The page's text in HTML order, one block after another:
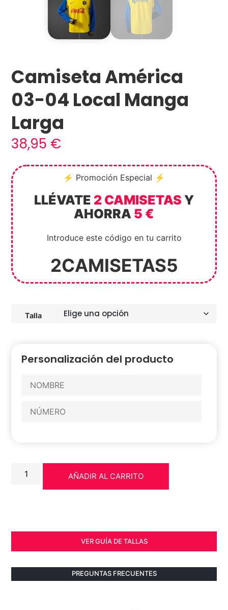
Camiseta América
03-04 Local Manga
Larga
38,95 €
⚡ Promoción Especial ⚡
LLÉVATE 2 CAMISETAS Y
AHORRA 5 €
Introduce este código en tu carrito
2CAMISETAS5
Talla
Personalización del producto
AÑADIR AL CARRITO
VER GUÍA DE TALLAS
PREGUNTAS FRECUENTES